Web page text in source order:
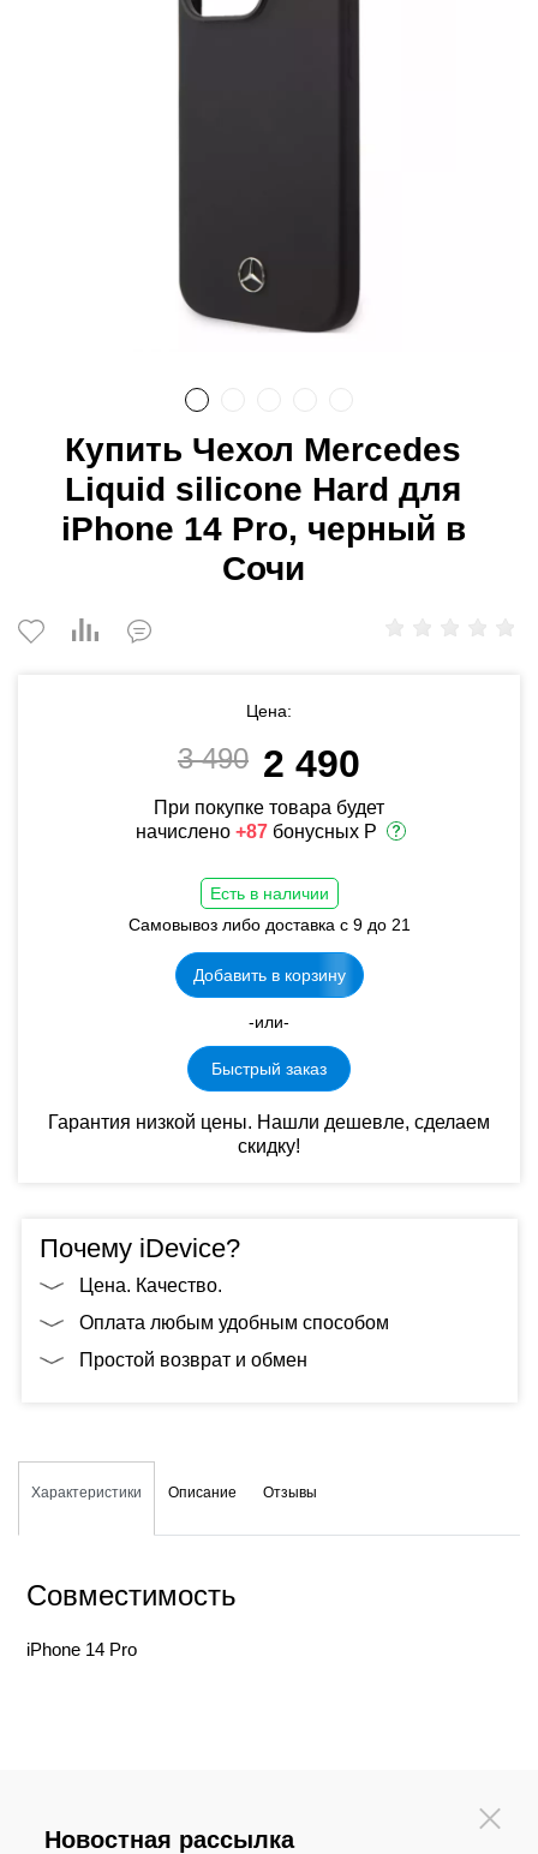
Купить Чехол Mercedes
Liquid silicone Hard для
iPhone 14 Pro, черный в
Сочи
Цена:
3 490 2 490
При покупке товара будет
начислено +87бонусных Р
Есть в наличии
Самовывоз либо доставка с 9 до 21
Добавить в корзину
-или-
Быстрый заказ
Гарантия низкой цены. Нашли дешевле, сделаем
скидку!
Почему iDevice?
Цена. Качество.
Оплата любым удобным способом
Простой возврат и обмен
Описание
Характеристики Отзывы
Совместимость
iPhone 14 Pro
Новостная рассылка